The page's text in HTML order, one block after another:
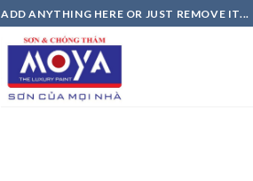
ADD ANYTHING HERE OR JUST REMOVE IT...